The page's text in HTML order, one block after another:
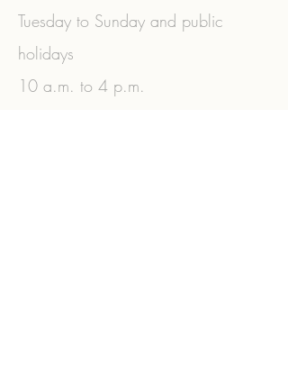
Tuesday to Sunday and public
holidays
10 a.m. to 4 p.m.